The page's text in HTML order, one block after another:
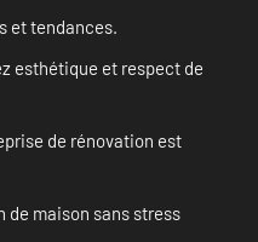
et tendances.
esthétique et respect de
de rénovation est
de maison sans stress